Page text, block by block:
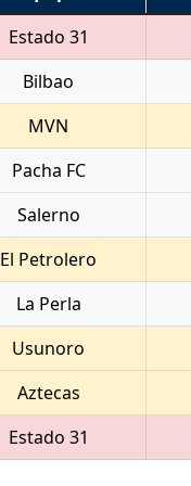
Estado 31
Bilbao
MVN
Pacha FC
Salerno
El Petrolero
La Perla
Usunoro
Aztecas
Estado 31